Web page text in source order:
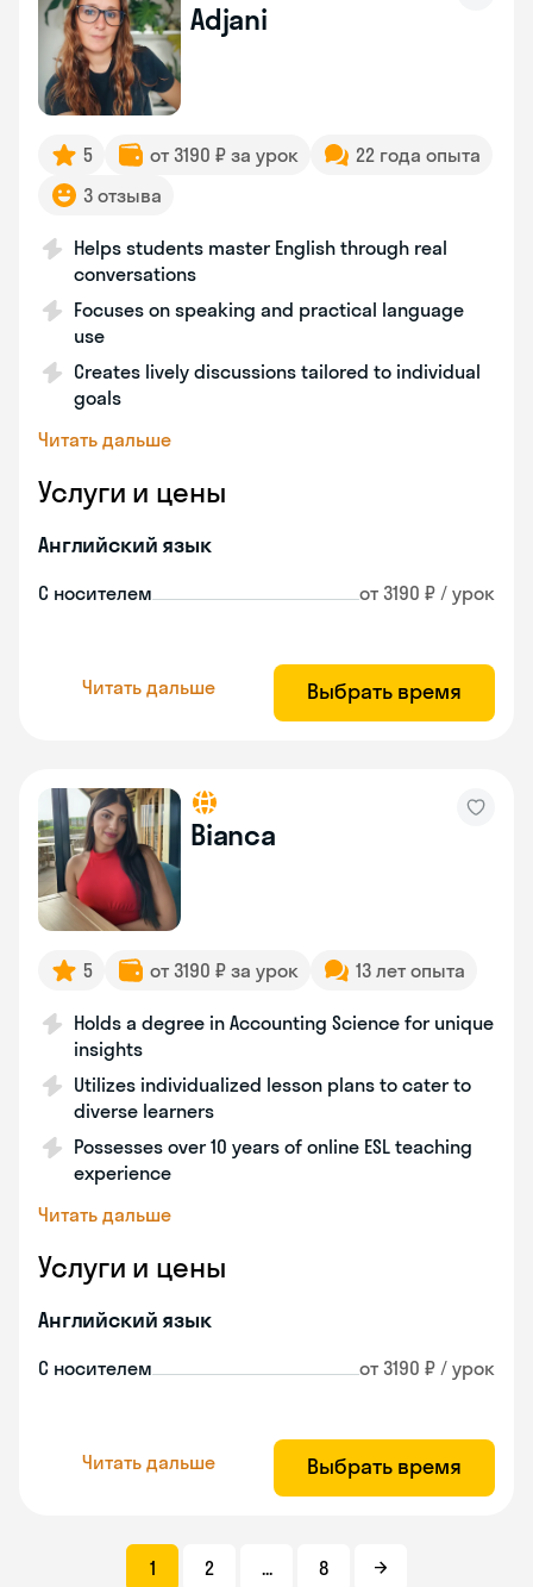
Adjani
5 от 3190 ₽ за урок
22 года опыта
3 отзыва
Helps students master English through real
conversations
Focuses on speaking and practical language
use
Creates lively discussions tailored to individual
goals
Читать дальше
Услуги и цены
Английский язык
С носителем от 3190 ₽ / урок
Читать дальше Выбрать время
Bianca
5 от 3190 ₽ за урок 13 лет опыта
Holds a degree in Accounting Science for unique
insights
Utilizes individualized lesson plans to cater to
diverse learners
Possesses over 10 years of online ESL teaching
experience
Читать дальше
Услуги и цены
Английский язык
С носителем от 3190 ₽ / урок
Читать дальше Выбрать время
1 2 ... 8